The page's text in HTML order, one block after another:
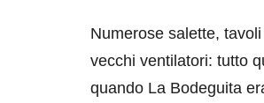
Numerose salette,
vecchi ventilatori: tutto
quando La Bodeguita